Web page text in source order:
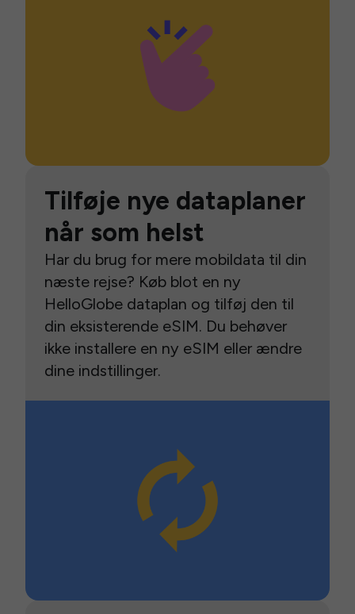
Tilføje nye dataplaner
når som helst
Har du brug for mere mobildata til din
næste rejse? Køb blot en ny
HelloGlobe dataplan og tilføj den til
din eksisterende eSIM. Du behøver
ikke installere en ny eSIM eller ændre
dine indstillinger.